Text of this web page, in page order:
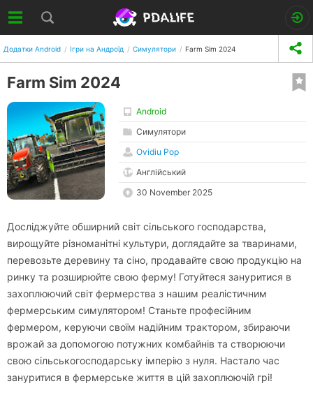
Додатки Android Ігри на Андроїд Симулятори Farm Sim 2024
Farm Sim 2024
Android
Симулятори
Ovidiu Pop
Англійський
30 November 2025
Досліджуйте обширний світ сільського господарства,
вирощуйте різноманітні культури, доглядайте за тваринами,
перевозьте деревину та сіно, продавайте свою продукцію на
ринку та розширюйте свою ферму! Готуйтеся зануритися в
захоплюючий світ фермерства з нашим реалістичним
фермерським симулятором! Станьте професійним
фермером, керуючи своїм надійним трактором, збираючи
врожай за допомогою потужних комбайнів та створюючи
свою сільськогосподарську імперію з нуля. Настало час
зануритися в фермерське життя в цій захоплюючій грі!